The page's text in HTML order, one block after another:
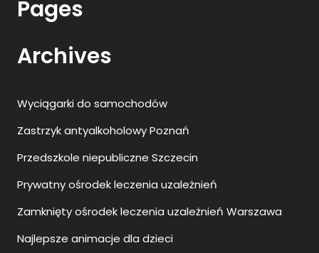
Pages
Archives
Wyciągarki do samochodów
Zastrzyk antyalkoholowy Poznań
Przedszkole niepubliczne Szczecin
Prywatny ośrodek leczenia uzależnień
Zamknięty ośrodek leczenia uzależnień Warszawa
Najlepsze animacje dla dzieci